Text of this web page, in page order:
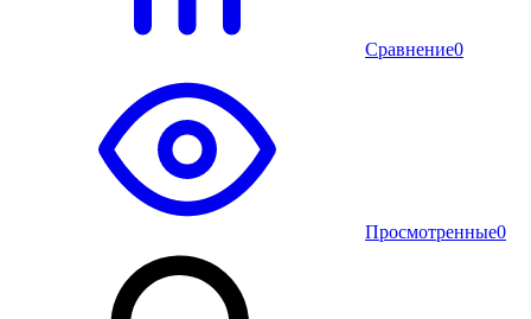
Сравнение0
Просмотренные0